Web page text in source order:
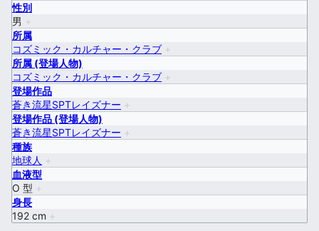
性別
男 +
所属
コズミック・カルチャー・クラブ +
所属 (登場人物)
コズミック・カルチャー・クラブ +
登場作品
蒼き流星SPTレイズナー +
登場作品 (登場人物)
蒼き流星SPTレイズナー +
種族
地球人
+
血液型
O 型 +
身長
192 cm +